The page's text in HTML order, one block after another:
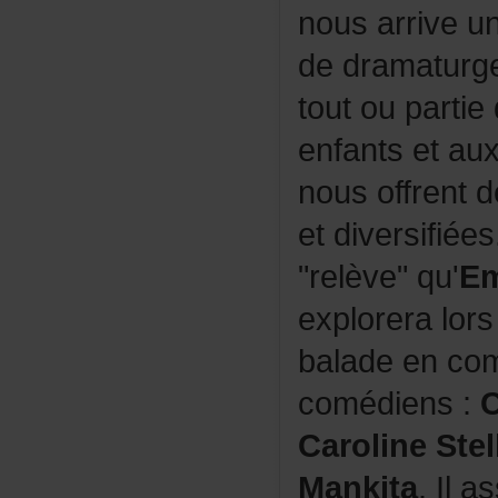
"relève"qu'
comédiens:
Mankita